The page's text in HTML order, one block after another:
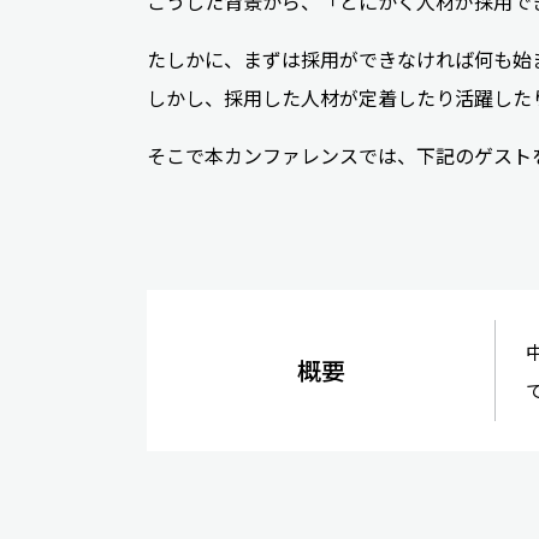
たしかに、まずは採用ができなければ何も
しかし、採用した人材が定着したり活躍し
そこで本カンファレンスでは、下記のゲス
概要